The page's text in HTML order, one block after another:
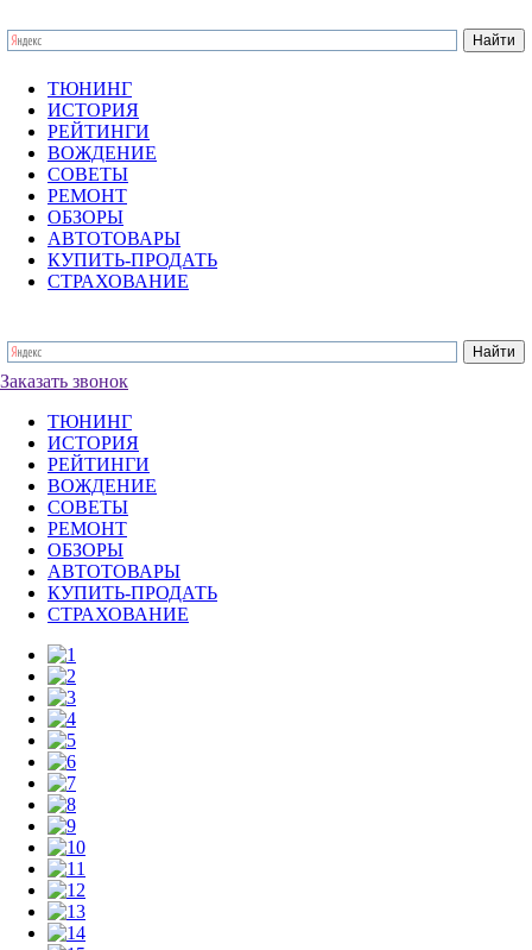
ТЮНИНГ
ИСТОРИЯ
РЕЙТИНГИ
ВОЖДЕНИЕ
СОВЕТЫ
РЕМОНТ
ОБЗОРЫ
АВТОТОВАРЫ
КУПИТЬ-ПРОДАТЬ
СТРАХОВАНИЕ
Заказать звонок
ТЮНИНГ
ИСТОРИЯ
РЕЙТИНГИ
ВОЖДЕНИЕ
СОВЕТЫ
РЕМОНТ
ОБЗОРЫ
АВТОТОВАРЫ
КУПИТЬ-ПРОДАТЬ
СТРАХОВАНИЕ